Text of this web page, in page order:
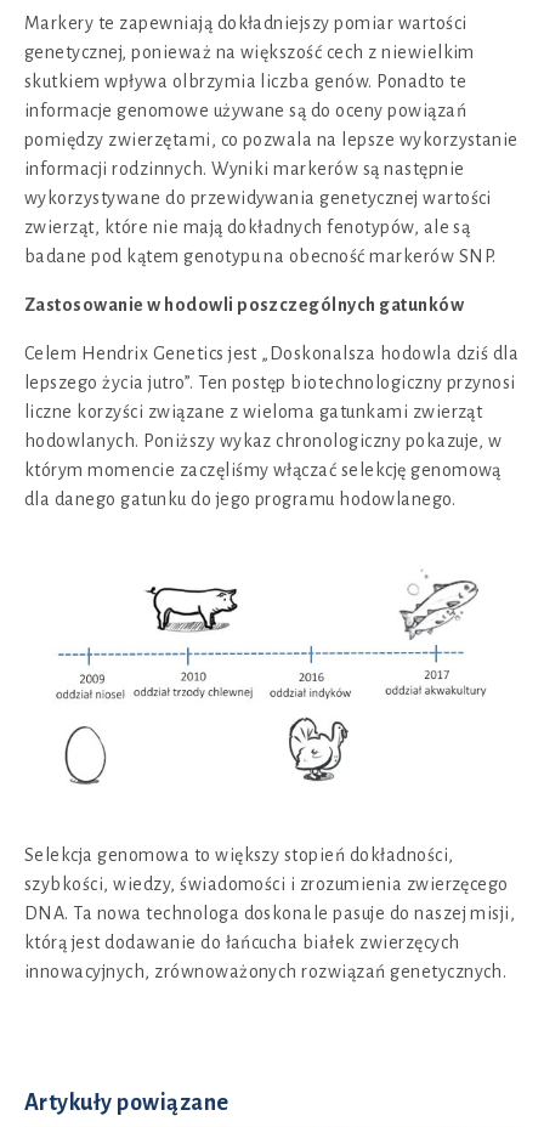
Markery te zapewniają dokładniejszy pomiar wartości
genetycznej, ponieważ na większość cech z niewielkim
skutkiem wpływa olbrzymia liczba genów. Ponadto te
informacje genomowe używane są do oceny powiązań
pomiędzy zwierzętami, co pozwala na lepsze wykorzystanie
informacji rodzinnych. Wyniki markerów są następnie
wykorzystywane do przewidywania genetycznej wartości
zwierząt, które nie mają dokładnych fenotypów, ale są
badane pod kątem genotypu na obecność markerów SNP.
Zastosowanie w hodowli poszczególnych gatunków
Celem Hendrix Genetics jest „Doskonalsza hodowla dziś dla
lepszego życia jutro”. Ten postęp biotechnologiczny przynosi
liczne korzyści związane z wieloma gatunkami zwierząt
hodowlanych. Poniższy wykaz chronologiczny pokazuje, w
którym momencie zaczęliśmy włączać selekcję genomową
dla danego gatunku do jego programu hodowlanego.
Selekcja genomowa to większy stopień dokładności,
szybkości, wiedzy, świadomości i zrozumienia zwierzęcego
DNA. Ta nowa technologa doskonale pasuje do naszej misji,
którą jest dodawanie do łańcucha białek zwierzęcych
innowacyjnych, zrównoważonych rozwiązań genetycznych.
Artykuły powiązane